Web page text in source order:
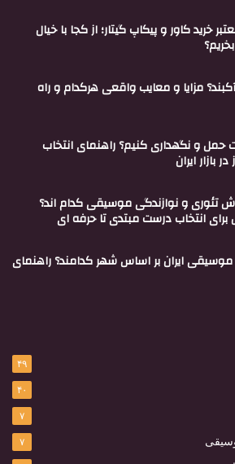
خرید کاور و پیکاپ گیتار؛ از کجا با خیال
مزایا و معایب واقعی هرکدام و راه
و نگهداری کنیم؟ راهنمای انتخاب
بازار ایران
تئوری و نوازندگی موسیقی کدام اند؟
انتخاب درست مبتدی تا حرفه ای
ایران بر اساس شهر کدامند؟ راهنمای
۴۹
۴۰
۷
۷